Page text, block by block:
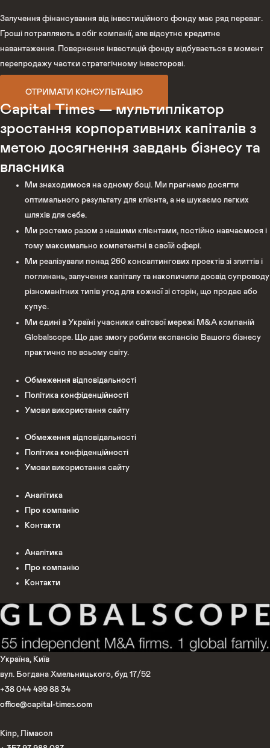
Залучення фінансування від інвестиційного фонду має ряд переваг.
Гроші потрапляють в обіг компанії, але відсутнє кредитне
навантаження. Повернення інвестицій фонду відбувається в момент
перепродажу частки стратегічному інвесторові.
ОТРИМАТИ КОНСУЛЬТАЦІЮ
Capital Times — мультиплікатор
зростання корпоративних капіталів з
метою досягнення завдань бізнесу та
власника
Ми знаходимося на одному боці. Ми прагнемо досягти
оптимального результату для клієнта, а не шукаємо легких
шляхів для себе.
Ми ростемо разом з нашими клієнтами, постійно навчаємося і
тому максимально компетентні в своїй сфері.
Ми реалізували понад 260 консалтингових проектів зі злиттів і
поглинань, залучення капіталу та накопичили досвід супроводу
різноманітних типів угод для кожної зі сторін, що продає або
купує.
Ми єдині в Україні учасники світової мережі M&A компаній
Globalscope. Що дає змогу робити експансію Вашого бізнесу
практично по всьому світу.
Обмеження відповідальності
Політика конфіденційності
Умови використання сайту
Обмеження відповідальності
Політика конфіденційності
Умови використання сайту
Аналітика
Про компанію
Контакти
Аналітика
Про компанію
Контакти
Україна, Київ
вул. Богдана Хмельницького, буд 17/52
+38 044 499 88 34
office@capital-times.com
Кіпр, Лімасол